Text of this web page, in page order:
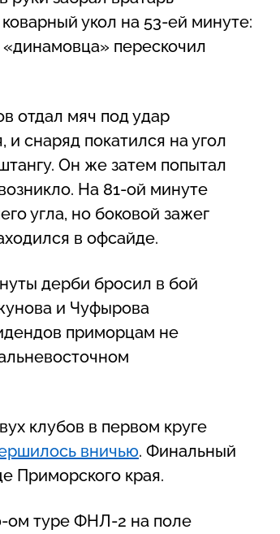
укол на 53-ей минуте:
перескочил
отдал мяч под удар
снаряд покатился на угол
Он же затем попытал
На 81-ой минуте
угла, но боковой зажег
в офсайде.
дерби бросил в бой
и Чуфырова
приморцам не
клубов в первом круге
вничью. Финальный
Приморского края.
ом туре ФНЛ-2 на поле